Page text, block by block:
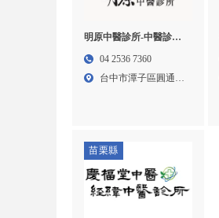
明原中醫診所-中醫診所,
婦科中醫,台中中醫診所,
04 2536 7360
台中市潭子區圓通南
苗栗縣